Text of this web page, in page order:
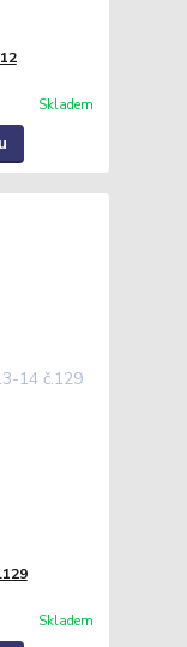
Skladem
Skladem